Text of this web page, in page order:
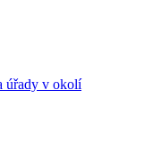
úřady v okolí